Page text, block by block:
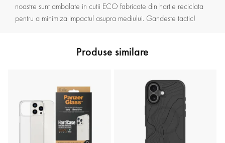
noastre sunt ambalate in cutii ECO fabricate din hartie reciclata
pentru a minimiza impactul asupra mediului. Gandeste tactic!
Produse similare